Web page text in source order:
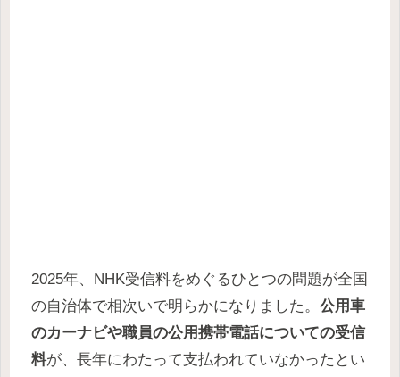
2025年、NHK受信料をめぐるひとつの問題が全国
の自治体で相次いで明らかになりました。 公用車
のカーナビや職員の公用携帯電話についての受信
料が、長年にわたって支払われていなかったとい